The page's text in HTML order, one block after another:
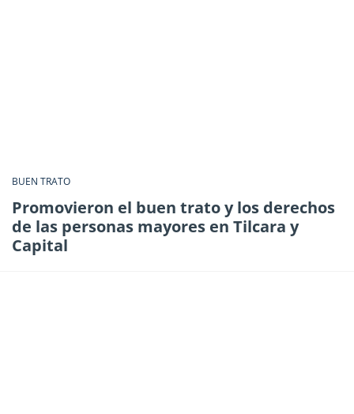
BUEN TRATO
Promovieron el buen trato y los derechos
de las personas mayores en Tilcara y
Capital